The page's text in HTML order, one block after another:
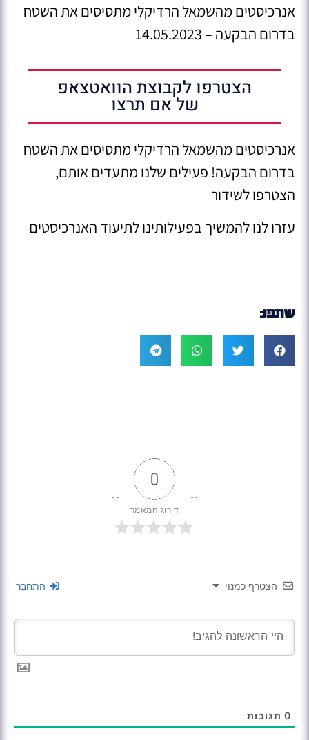
אנרכיסטים מהשמאל הרדיקלי מתסיסים את השטח
בדרום הבקעה – 14.05.2023
הצטרפו לקבוצת הוואטצאפ
של אם תרצו
אנרכיסטים מהשמאל הרדיקלי מתסיסים את השטח
בדרום הבקעה! פעילים שלנו מתעדים אותם,
הצטרפו לשידור
עזרו לנו להמשיך בפעילותינו לתיעוד האנרכיסטים
שתפו:
0
דירוג המאמר
הצטרף כמנוי התחבר
0 תגובות